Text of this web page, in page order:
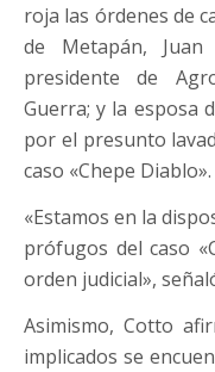
roja las órdenes de
de Metapán,
presidente de
Guerra; y la esposa
por el presunto
caso «Chepe Diablo».
«Estamos en la
prófugos del caso
orden judicial»,
Asimismo, Cotto
implicados se